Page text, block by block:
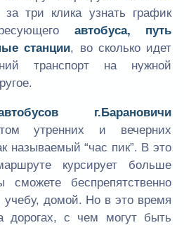
за три клика узнать график
автобуса, путь
станции, во сколько идет
транспорт на нужной
г.Барановичи
утренних и вечерних
называемый “час пик”. В это
курсирует больше
беспрепятственно
учебу, домой. Но в это время
дорогах, с чем могут быть